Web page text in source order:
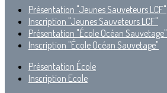
Présentation "Jeunes Sauveteurs LCF"
Inscription "Jeunes Sauveteurs LCF"
Présentation "École Océan Sauvetage"
Inscription "École Océan Sauvetage"
Présentation École
Inscription Ecole